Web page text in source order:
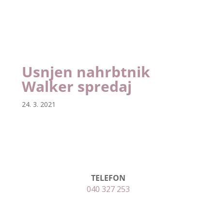
Usnjen nahrbtnik
Walker spredaj
24. 3. 2021
TELEFON
040 327 253